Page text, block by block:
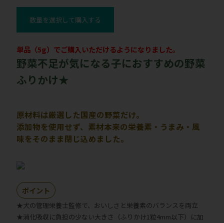
数量を選択して購入する
単品（5g）でご購入いただけるようになりました。
野菜不足が気になる子におすすめの野菜
ふりかけ★
原材料は厳選した国産の野菜だけ。
添加物を使用せず、素材本来の栄養素・うまみ・風
味をそのまま閉じ込めました。
ポイント
★犬の管理栄養士監修で、おいしさと栄養素のバランスを両立
★消化吸収に負担の少ない大きさ（ふりかけ1粒4mm以下）に加